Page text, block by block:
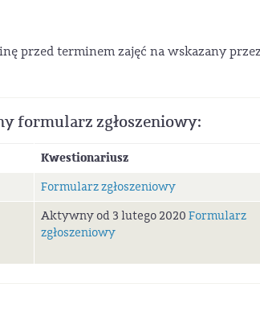
przed terminem zajęć na wskazany
formularz zgłoszeniowy:
Kwestionariusz
Formularz zgłoszeniowy
Aktywny od 3 lutego 2020 Formularz
zgłoszeniowy